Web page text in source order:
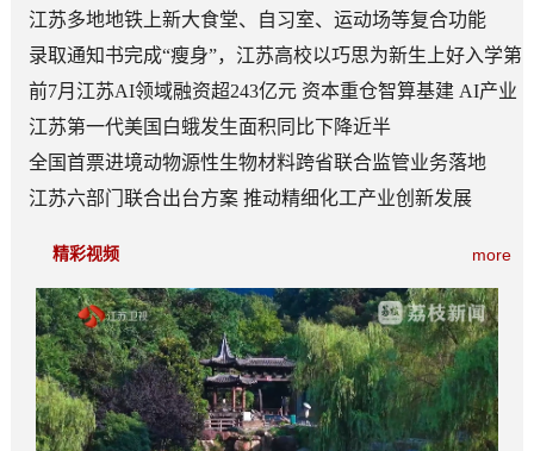
江苏多地地铁上新大食堂、自习室、运动场等复合功能
——从“客流通道”到“生活场景”
录取通知书完成“瘦身”，江苏高校以巧思为新生上好入学第
一课
前7月江苏AI领域融资超243亿元 资本重仓智算基建 AI产业
底盘夯实
江苏第一代美国白蛾发生面积同比下降近半
全国首票进境动物源性生物材料跨省联合监管业务落地
江苏六部门联合出台方案 推动精细化工产业创新发展
more
精彩视频